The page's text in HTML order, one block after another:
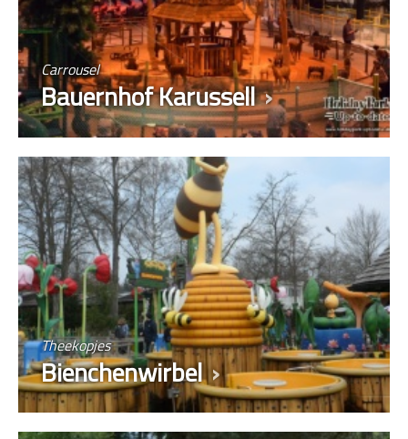
Carrousel
Bauernhof Karussell
Theekopjes
Bienchenwirbel